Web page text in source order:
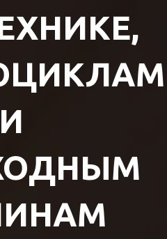
И